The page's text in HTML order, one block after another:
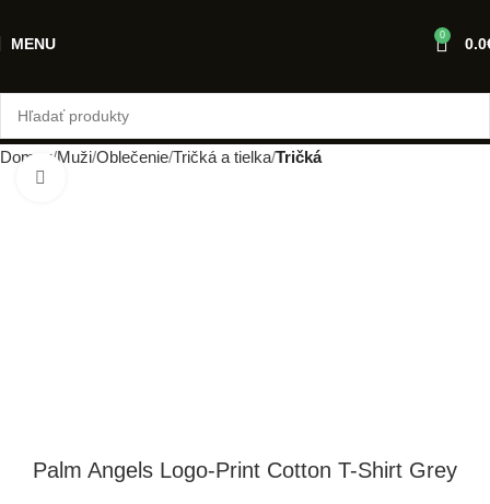
MENU 0 0.0
Domov Muži Oblečenie Tričká a tielka Tričká
Palm Angels Logo-Print Cotton T-Shirt Grey